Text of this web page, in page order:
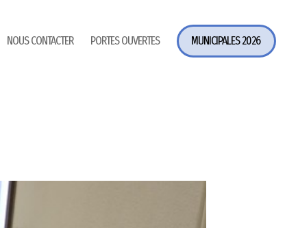
NOUS CONTACTER PORTES OUVERTES MUNICIPALES 2026